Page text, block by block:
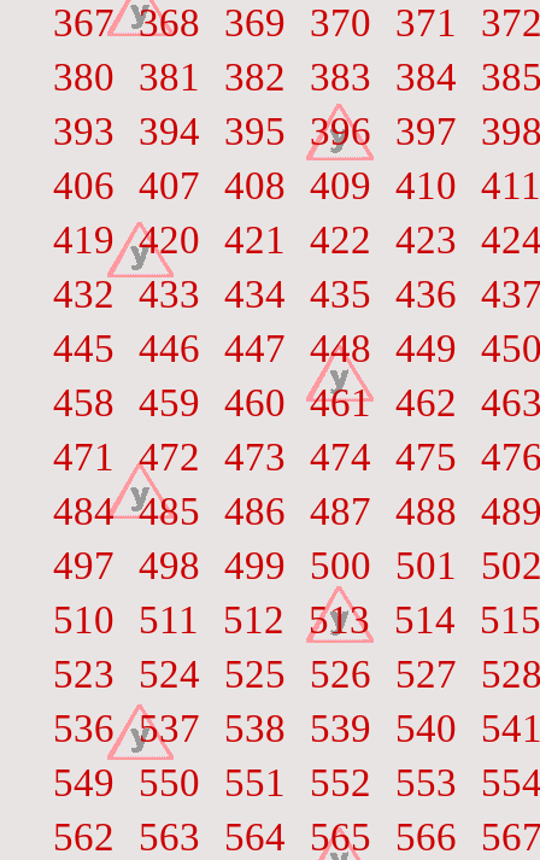
367 368 369 370 371
380
381 382 383 384
393
394 395 396 397
406 407 408 409 410 411
419 420 421 422 423
432
433 434 435 436
445 446 447 448 449
458 459 460 461 462
471
472 473 474 475
484 485 486 487 488
497 498 499 500 501
510
511 512 513 514
515
523
524 525 526 527
536 537 538 539 540
549
550 551 552 553
562
563 564 565 566